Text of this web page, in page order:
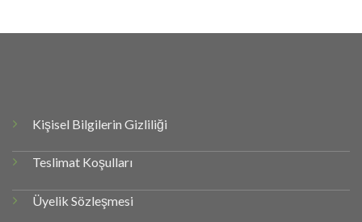
Kişisel Bilgilerin Gizliliği
Teslimat Koşulları
Üyelik Sözleşmesi